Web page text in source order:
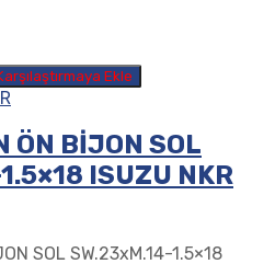
Ekle
ÖN BİJON SOL
ISUZU NKR
SOL SW.23xM.14-1.5×18